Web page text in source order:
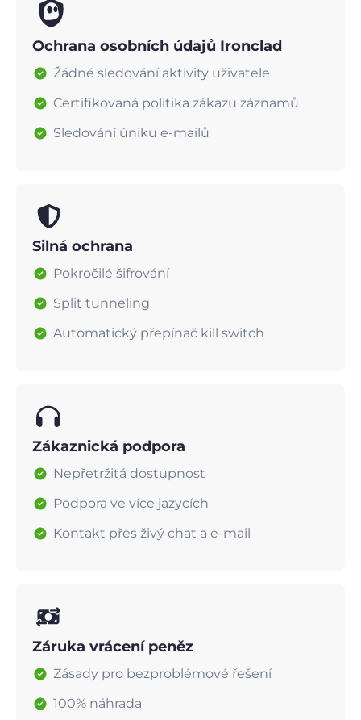
Ochrana osobních údajů Ironclad
Žádné sledování aktivity uživatele
Certifikovaná politika zákazu záznamů
Sledování úniku e-mailů
Silná ochrana
Pokročilé šifrování
Split tunneling
Automatický přepínač kill switch
Zákaznická podpora
Nepřetržitá dostupnost
Podpora ve více jazycích
Kontakt přes živý chat a e-mail
Záruka vrácení peněz
Zásady pro bezproblémové řešení
100% náhrada